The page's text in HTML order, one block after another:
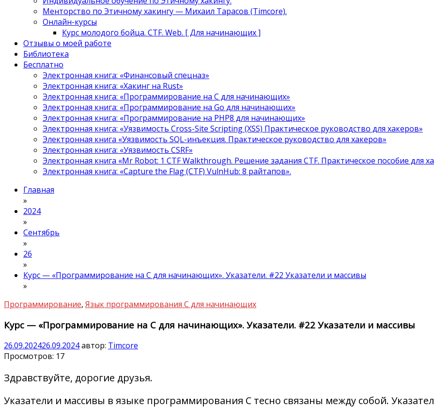
Менторство по Этичному хакингу — Михаил Тарасов (Timcore).
Онлайн-курсы
Курс молодого бойца. CTF. Web. [ Для начинающих ]
Отзывы о моей работе
Библиотека
Бесплатно
Электронная книга: «Финансовый спецназ»
Электронная книга: «Хакинг на Rust»
Электронная книга: «Программирование на C для начинающих»
Электронная книга: «Программирование на Go для начинающих»
Электронная книга: «Программирование на PHP8 для начинающих»
Электронная книга: «Уязвимость Cross-Site Scripting (XSS) Практическое руководство для хакеров»
Электронная книга «Уязвимость SQL-инъекция. Практическое руководство для хакеров»
Электронная книга: «Уязвимость CSRF»
Электронная книга «Mr Robot: 1 CTF Walkthrough. Решение задания CTF. Практическое пособие для
Электронная книга: «Capture the Flag (CTF) VulnHub: 8 райтапов».
Главная
»
2024
»
Сентябрь
»
26
»
Курс — «Программирование на C для начинающих». Указатели. #22 Указатели и массивы
»
Программирование, Язык программирования С для начинающих
Курс — «Программирование на C для начинающих». Указатели. #22 Указатели и массивы
26.09.202426.09.2024автор: Timcore
Просмотров: 17
Здравствуйте, дорогие друзья.
Указатели и массивы в языке программирования C тесно связаны между собой.